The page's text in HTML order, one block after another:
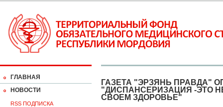
ГЛАВНАЯ
НОВОСТИ
RSS ПОДПИСКА
ГАЗЕТА "ЭРЗЯНЬ ПРАВДА"
"ДИСПАНСЕРИЗАЦИЯ -ЭТО
СВОЕМ ЗДОРОВЬЕ"